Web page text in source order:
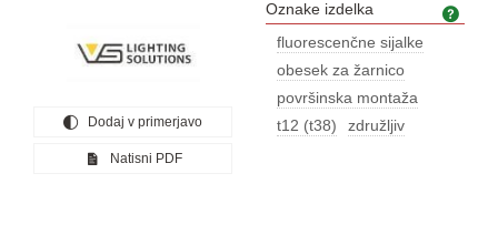
Dodaj v primerjavo
Natisni PDF
Oznake izdelka
fluorescenčne sijalke
obesek za žarnico
površinska montaža
t12 (t38)
združljiv